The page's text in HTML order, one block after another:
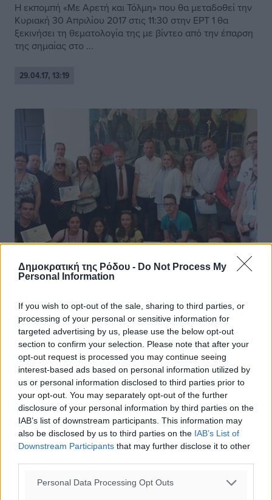
Δημοκρατική της Ρόδου - Do Not Process My
Personal Information
If you wish to opt-out of the sale, sharing to third parties, or
processing of your personal or sensitive information for
targeted advertising by us, please use the below opt-out
section to confirm your selection. Please note that after your
opt-out request is processed you may continue seeing
interest-based ads based on personal information utilized by
us or personal information disclosed to third parties prior to
your opt-out. You may separately opt-out of the further
disclosure of your personal information by third parties on the
IAB’s list of downstream participants. This information may
also be disclosed by us to third parties on the IAB’s List of
Downstream Participants that may further disclose it to other
Personal Data Processing Opt Outs
Η εκπομπή «Με Αρετή και Τόλμη» που θα μεταδοθεί την
Κυριακή 30 Απριλίου 2017 στις 11:30 στην ΕΡΤ 1 θα
ξεκινήσει τη θεματολογία της με βίντεο από την έπαρση
της σημαίας στο ...
29.04.17, 13:19
Στο Δημαρχιακό Μέγαρο μαθητές από
το εξωτερικό και του 1ου Γυμνασίου
Ρόδου
To Δημαρχιακό Μέγαρο επισκέφθηκαν την Πέμπτη 27
Απριλίου 2017, μαθητές σχολείων από την Ουγγαρία ,
την Ιταλία και την Πολωνία & ομάδα μαθητών του 1ου
Γυμνασίου Ρόδου στο ...
29.04.17, 13:09